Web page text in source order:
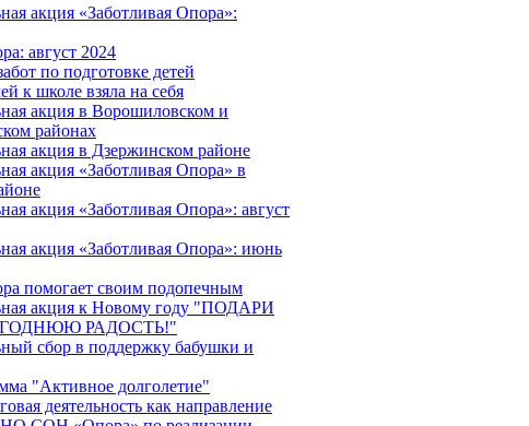
акция «Заботливая Опора»:
август 2024
по подготовке детей
к школе взяла на себя
акция в Ворошиловском и
районах
акция в Дзержинском районе
акция «Заботливая Опора» в
акция «Заботливая Опора»: август
акция «Заботливая Опора»: июнь
помогает своим подопечным
акция к Новому году "ПОДАРИ
РАДОСТЬ!"
сбор в поддержку бабушки и
"Активное долголетие"
деятельность как направление